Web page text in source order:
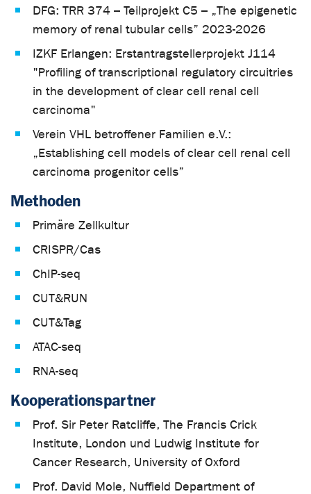
DFG: TRR 374 – Teilprojekt C5 – „The epigenetic
memory of renal tubular cells” 2023-2026
IZKF Erlangen: Erstantragstellerprojekt J114
"Profiling of transcriptional regulatory circuitries
in the development of clear cell renal cell
carcinoma"
Verein VHL betroffener Familien e.V.:
„Establishing cell models of clear cell renal cell
carcinoma progenitor cells”
Methoden
Primäre Zellkultur
CRISPR/Cas
ChIP-seq
CUT&RUN
CUT&Tag
ATAC-seq
RNA-seq
Kooperationspartner
Prof. Sir Peter Ratcliffe, The Francis Crick
Institute, London und Ludwig Institute for
Cancer Research, University of Oxford
Prof. David Mole, Nuffield Department of